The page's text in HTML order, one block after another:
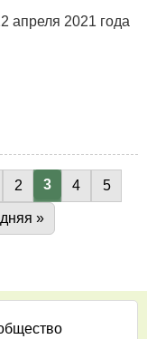
апреля 2021 года
Страница
2 Текущая
3 Страница
4 5
страница
»